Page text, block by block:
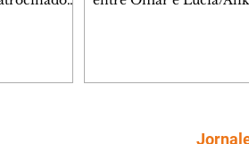
comentam sobre a